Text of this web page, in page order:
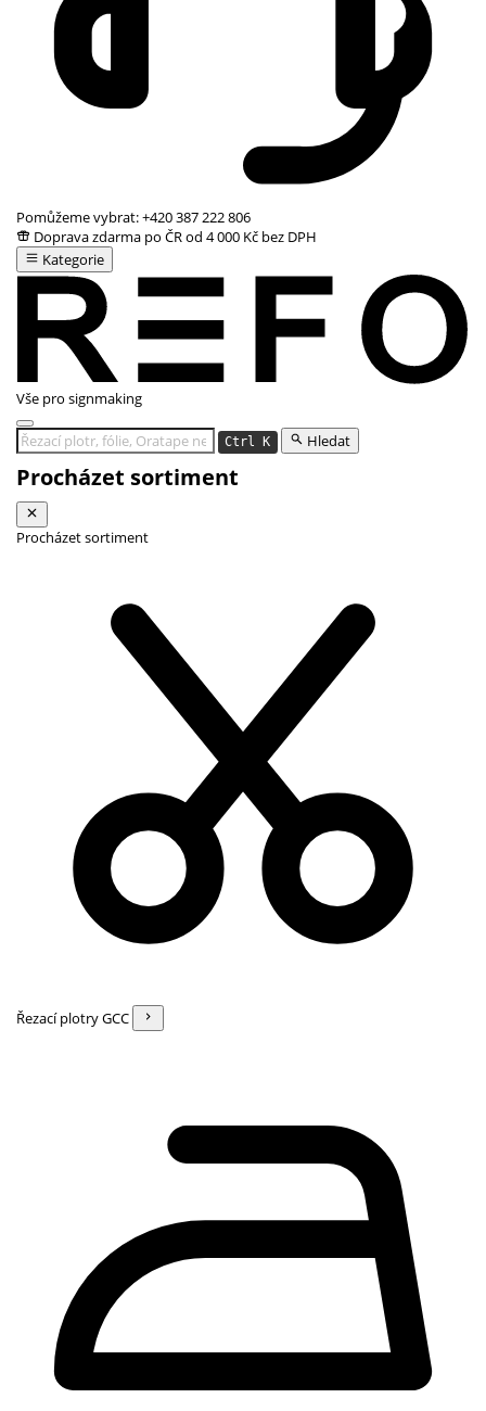
Pomůžeme vybrat:+420 387 222 806
Doprava zdarma po ČR od 4 000 Kč bez DPH
Kategorie
Vše pro signmaking
Ctrl K Hledat
Procházet sortiment
Procházet sortiment
Řezací plotry GCC